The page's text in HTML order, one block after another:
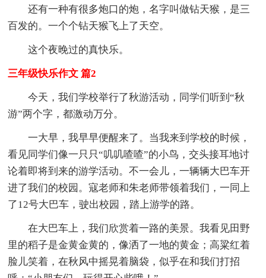
还有一种有很多炮口的炮，名字叫做钻天猴，是三
百发的。一个个钻天猴飞上了天空。
这个夜晚过的真快乐。
三年级快乐作文 篇2
今天，我们学校举行了秋游活动，同学们听到“秋
游”两个字，都激动万分。
一大早，我早早便醒来了。当我来到学校的时候，
看见同学们像一只只“叽叽喳喳”的小鸟，交头接耳地讨
论着即将到来的游学活动。不一会儿，一辆辆大巴车开
进了我们的校园。寇老师和朱老师带领着我们，一同上
了12号大巴车，驶出校园，踏上游学的路。
在大巴车上，我们欣赏着一路的美景。我看见田野
里的稻子是金黄金黄的，像洒了一地的黄金；高粱红着
脸儿笑着，在秋风中摇晃着脑袋，似乎在和我们打招